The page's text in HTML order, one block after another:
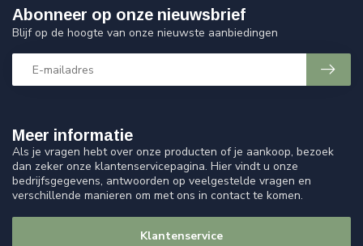
Meer informatie
Als je vragen hebt over onze producten of je aankoop, bezoek
dan zeker onze klantenservicepagina. Hier vindt u onze
bedrijfsgegevens, antwoorden op veelgestelde vragen en
verschillende manieren om met ons in contact te komen.
Klantenservice
Abonneer op onze nieuwsbrief
Blijf op de hoogte van onze nieuwste aanbiedingen